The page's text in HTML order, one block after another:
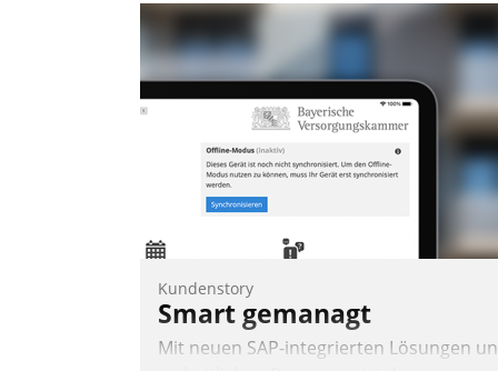
zuverlässig und leicht bekömmlich
Die monatlichen Mitteilungen zum
Heizungs- und Wasserverbrauch gehen
automatisiert, vollständig und auf
Wunsch über mehrere zuvor festgelegte
Kommunikationswege bei den
Empfängern ein.
Nadja Hußmann
Kundenstory
Smart gemanagt
Mit neuen SAP-integrierten Lösungen